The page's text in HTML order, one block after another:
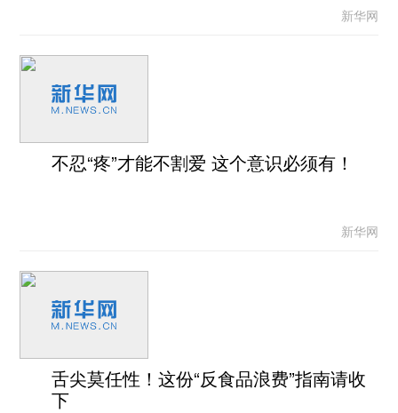
新华网
不忍“疼”才能不割爱 这个意识必须有！
新华网
舌尖莫任性！这份“反食品浪费”指南请收
下